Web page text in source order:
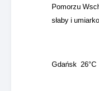
Pomorzu
słaby i
Gdańsk